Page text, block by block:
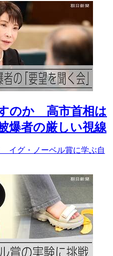
のか 高市首相は
爆者の厳しい視線
イグ・ノーベル賞に学ぶ自